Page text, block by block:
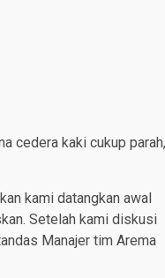
cedera kaki cukup parah,
kami datangkan awal
Setelah kami diskusi
Manajer tim Arema